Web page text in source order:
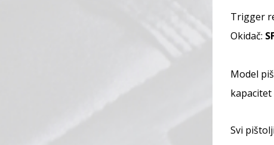
Trigger
Okidač:
Model
kapacitet
Svi